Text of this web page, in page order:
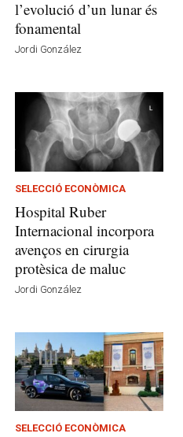
l’evolució d’un lunar és
fonamental
Jordi González
SELECCIÓ ECONÒMICA
Hospital Ruber
Internacional incorpora
avenços en cirurgia
protèsica de maluc
Jordi González
SELECCIÓ ECONÒMICA